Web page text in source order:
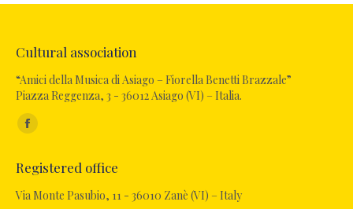
Cultural association
“Amici della Musica di Asiago – Fiorella Benetti Brazzale”
Piazza Reggenza, 3 - 36012 Asiago (VI) – Italia.
Find us on:
Registered office
Via Monte Pasubio, 11 - 36010 Zanè (VI) – Italy